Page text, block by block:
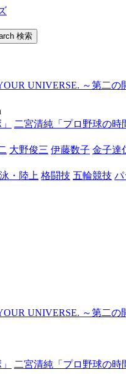
検索
UNIVERSE. ～第二の
二宮清純「プロ野球の時
大野俊三 伊藤数子 金子達
・陸上 格闘技 五輪競技 パ
UNIVERSE. ～第二の
二宮清純「プロ野球の時